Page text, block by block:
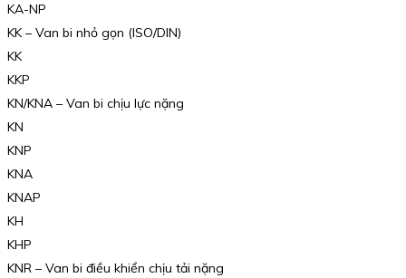
KA-NP
KK – Van bi nhỏ gọn (ISO/DIN)
KK
KKP
KN/KNA – Van bi chịu lực nặng
KN
KNP
KNA
KNAP
KH
KHP
KNR – Van bi điều khiển chịu tải nặng